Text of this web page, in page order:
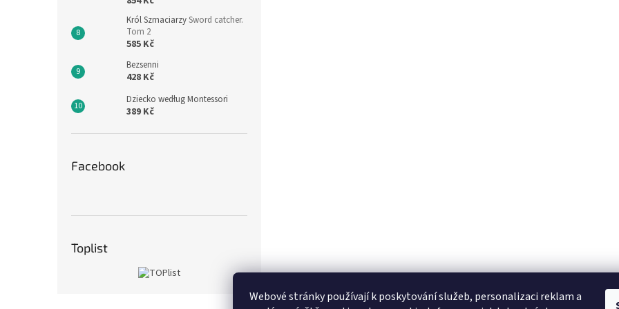
Webové stránky používají k poskytování služeb, personalizaci reklam a
Król SzmaciarzySword catcher.
Tom 2
585 Kč
Bezsenni
428 Kč
Dziecko według Montessori
389 Kč
Facebook
Toplist